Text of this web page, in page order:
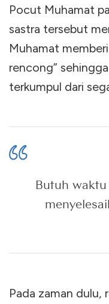
Pocut Muhamat
sastra tersebut
Muhamat
rencong”
terkumpul dari
Butuh
Pada zaman